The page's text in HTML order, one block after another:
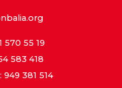
570 55 19
583 418
949 381 514